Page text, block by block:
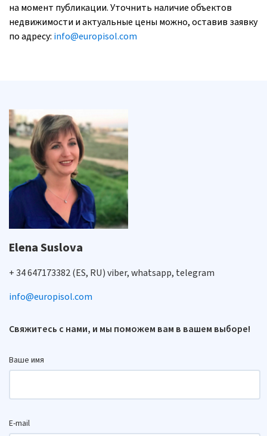
на момент публикации. Уточнить наличие объектов
недвижимости и актуальные цены можно, оставив заявку
по адресу: info@europisol.com
Elena Suslova
+ 34 647173382 (ES, RU) viber, whatsapp, telegram
info@europisol.com
Свяжитесь с нами, и мы поможем вам в вашем выборе!
Ваше имя
E-mail